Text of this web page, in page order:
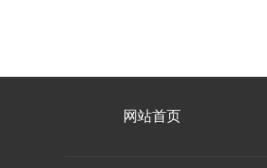
网站首页